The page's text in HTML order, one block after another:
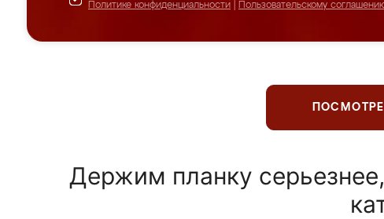
Политике конфиденциальности
Пользовательскому
Держим планку